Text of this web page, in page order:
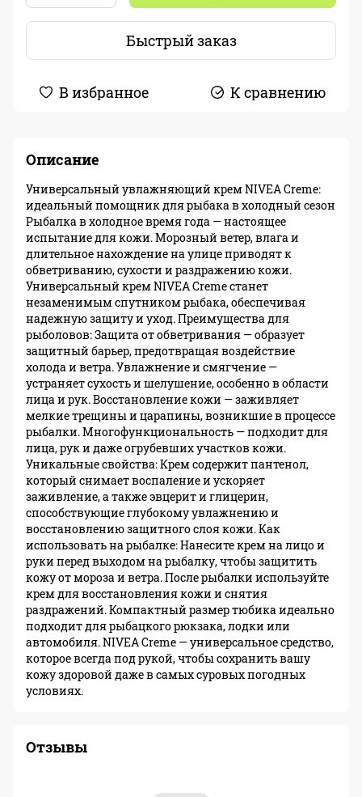
Быстрый заказ
В избранное К сравнению
Описание
Универсальный увлажняющий крем NIVEA Creme:
идеальный помощник для рыбака в холодный сезон
Рыбалка в холодное время года — настоящее
испытание для кожи. Морозный ветер, влага и
длительное нахождение на улице приводят к
обветриванию, сухости и раздражению кожи.
Универсальный крем NIVEA Creme станет
незаменимым спутником рыбака, обеспечивая
надежную защиту и уход. Преимущества для
рыболовов: Защита от обветривания — образует
защитный барьер, предотвращая воздействие
холода и ветра. Увлажнение и смягчение —
устраняет сухость и шелушение, особенно в области
лица и рук. Восстановление кожи — заживляет
мелкие трещины и царапины, возникшие в процессе
рыбалки. Многофункциональность — подходит для
лица, рук и даже огрубевших участков кожи.
Уникальные свойства: Крем содержит пантенол,
который снимает воспаление и ускоряет
заживление, а также эвцерит и глицерин,
способствующие глубокому увлажнению и
восстановлению защитного слоя кожи. Как
использовать на рыбалке: Нанесите крем на лицо и
руки перед выходом на рыбалку, чтобы защитить
кожу от мороза и ветра. После рыбалки используйте
крем для восстановления кожи и снятия
раздражений. Компактный размер тюбика идеально
подходит для рыбацкого рюкзака, лодки или
автомобиля. NIVEA Creme — универсальное средство,
которое всегда под рукой, чтобы сохранить вашу
кожу здоровой даже в самых суровых погодных
условиях.
Отзывы